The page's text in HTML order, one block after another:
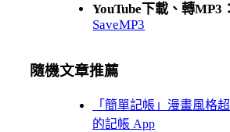
YouTube下載、轉MP3
SaveMP3
隨機文章推薦
「簡單記帳」漫畫風格
的記帳 App